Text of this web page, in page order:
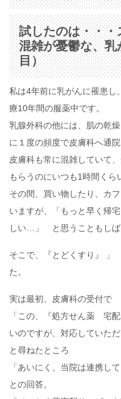
試したのは・・・
混雑が憂鬱な、
目）
私は4年前に乳がんに罹患し
療10年間の服薬中です。
乳腺外科の他には、肌の乾
に１度の頻度で皮膚科へ通院
皮膚科も常に混雑していて
もらうのにいつも1時間くら
その間、買い物したり、カ
いますが、「もっと早く帰
しい…」 と思うこともしば
そこで、『とどくすり』 」
た。
実は最初、皮膚科の受付で
「この、『処方せん薬 宅
いのですが、対応していた
と尋ねたところ
「あいにく、当院は連携し
との回答。